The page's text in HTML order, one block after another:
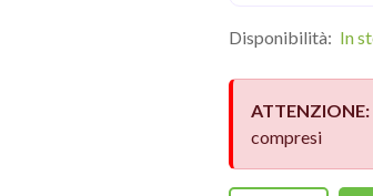
Disponibilità: In
ATTENZIONE:
compresi